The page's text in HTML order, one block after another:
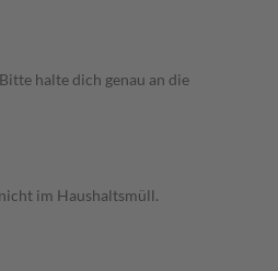
halte dich genau an die
im Haushaltsmüll.